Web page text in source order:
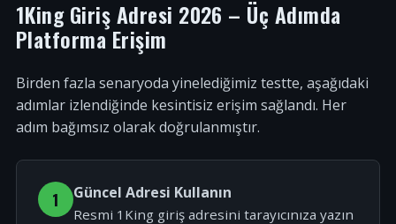
1King Giriş Adresi 2026 – Üç Adımda
Platforma Erişim
Birden fazla senaryoda yinelediğimiz testte, aşağıdaki
adımlar izlendiğinde kesintisiz erişim sağlandı. Her
adım bağımsız olarak doğrulanmıştır.
1 Güncel Adresi Kullanın
Resmi 1King giriş adresini tarayıcınıza yazın